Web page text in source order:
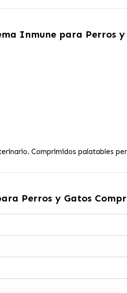
Inmune para Perros
Comprimidos palatables
Perros y Gatos